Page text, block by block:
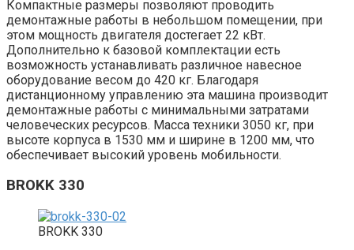
Компактные размеры позволяют проводить
демонтажные работы в небольшом помещении, при
этом мощность двигателя достегает 22 кВт.
Дополнительно к базовой комплектации есть
возможность устанавливать различное навесное
оборудование весом до 420 кг. Благодаря
дистанционному управлению эта машина производит
демонтажные работы с минимальными затратами
человеческих ресурсов. Масса техники 3050 кг, при
высоте корпуса в 1530 мм и ширине в 1200 мм, что
обеспечивает высокий уровень мобильности.
BROKK 330
BROKK 330